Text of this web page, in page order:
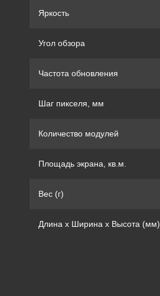
Яркость
Угол обзора
Частота обновления
Шаг пикселя, мм
Количество модулей
Площадь экрана, кв.м.
Вес (г)
Длина х Ширина х Высота (мм)